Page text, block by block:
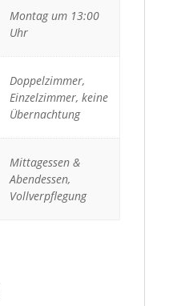
Montag um 13:00
Uhr
Doppelzimmer,
Einzelzimmer, keine
Übernachtung
Mittagessen &
Abendessen,
Vollverpflegung